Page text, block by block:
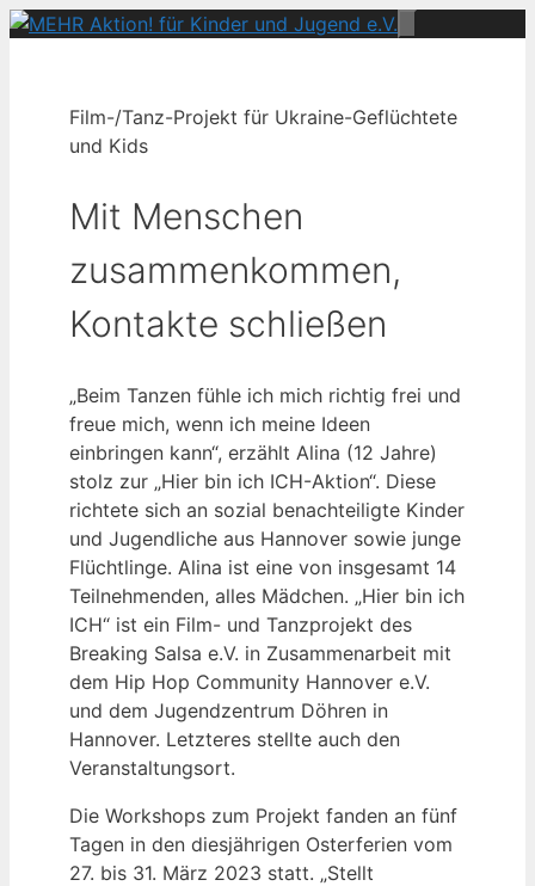
Zum
Menü
Film-/Tanz-Projekt für Ukraine-Geflüchtete
und Kids
Mit Menschen
zusammen­kommen,
Kontakte schließen
„Beim Tanzen fühle ich mich richtig frei und
freue mich, wenn ich meine Ideen
einbringen kann“, erzählt Alina (12 Jahre)
stolz zur „Hier bin ich ICH-Aktion“. Diese
richtete sich an sozial benachteiligte Kinder
und Jugendliche aus Hannover sowie junge
Flüchtlinge. Alina ist eine von insgesamt 14
Teilnehmenden, alles Mädchen. „Hier bin ich
ICH“ ist ein Film- und Tanzprojekt des
Breaking Salsa e.V. in Zusammenarbeit mit
dem Hip Hop Community Hannover e.V.
und dem Jugendzentrum Döhren in
Hannover. Letzteres stellte auch den
Veranstaltungsort.
Die Workshops zum Projekt fanden an fünf
Tagen in den diesjährigen Osterferien vom
27. bis 31. März 2023 statt. „Stellt